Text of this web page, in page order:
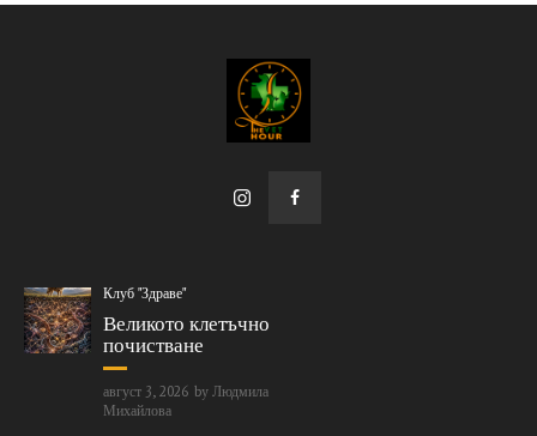
Клуб "Здраве"
Великото клетъчно
почистване
август 3, 2026 by Людмила
Михайлова